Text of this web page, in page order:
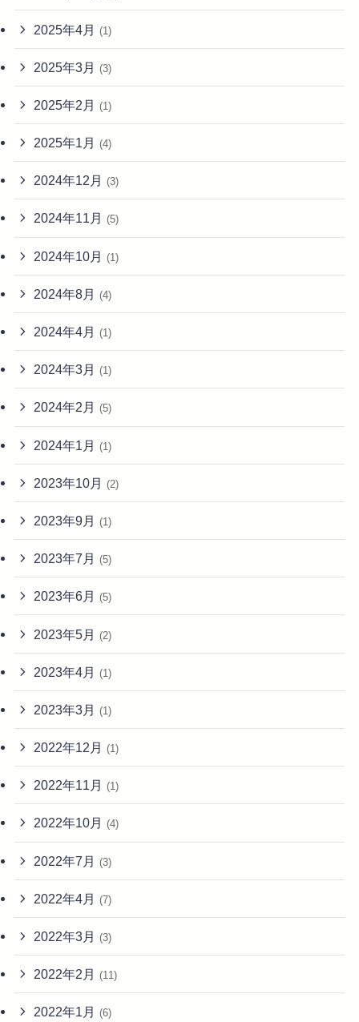
2025年4月 (1)
2025年3月 (3)
2025年2月 (1)
2025年1月 (4)
2024年12月 (3)
2024年11月 (5)
2024年10月 (1)
2024年8月 (4)
2024年4月 (1)
2024年3月 (1)
2024年2月 (5)
2024年1月 (1)
2023年10月 (2)
2023年9月 (1)
2023年7月 (5)
2023年6月 (5)
2023年5月 (2)
2023年4月 (1)
2023年3月 (1)
2022年12月 (1)
2022年11月 (1)
2022年10月 (4)
2022年7月 (3)
2022年4月 (7)
2022年3月 (3)
2022年2月 (11)
2022年1月 (6)